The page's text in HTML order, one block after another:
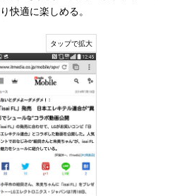
快適に楽しめる。